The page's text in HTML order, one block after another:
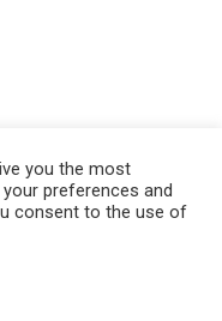
you the most
preferences and
consent to the use of